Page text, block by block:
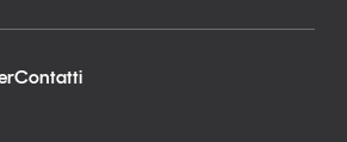
Contatti